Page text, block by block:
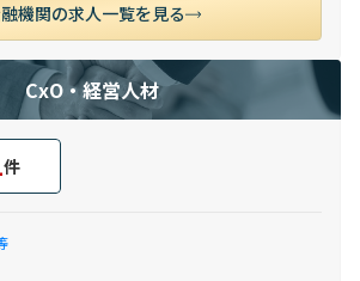
機関の求人一覧を見る
CxO・経営人材
件